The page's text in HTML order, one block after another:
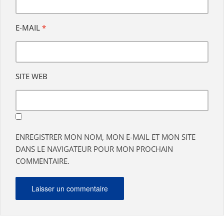
E-MAIL *
SITE WEB
ENREGISTRER MON NOM, MON E-MAIL ET MON SITE
DANS LE NAVIGATEUR POUR MON PROCHAIN
COMMENTAIRE.